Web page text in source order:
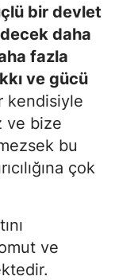
bir devlet
daha
fazla
ve gücü
kendisiyle
ve bize
bu
çok
ve